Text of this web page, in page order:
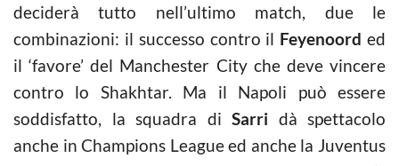
deciderà tutto nell’ultimo match, due le
combinazioni: il successo contro il Feyenoord ed
il ‘favore’ del Manchester City che deve vincere
contro lo Shakhtar. Ma il Napoli può essere
soddisfatto, la squadra di Sarri dà spettacolo
anche in Champions League ed anche la Juventus